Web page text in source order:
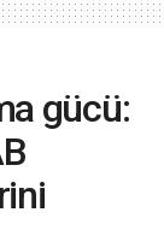
gücü: